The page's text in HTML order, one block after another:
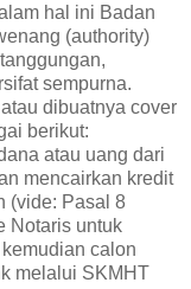
hal ini Badan
(authority)
sempurna.
dibuatnya cover
berikut:
atau uang dari
mencairkan kredit
(vide: Pasal 8
Notaris untuk
calon
melalui SKMHT